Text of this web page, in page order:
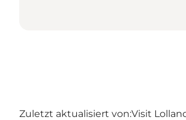
Zuletzt aktualisiert von:Visit